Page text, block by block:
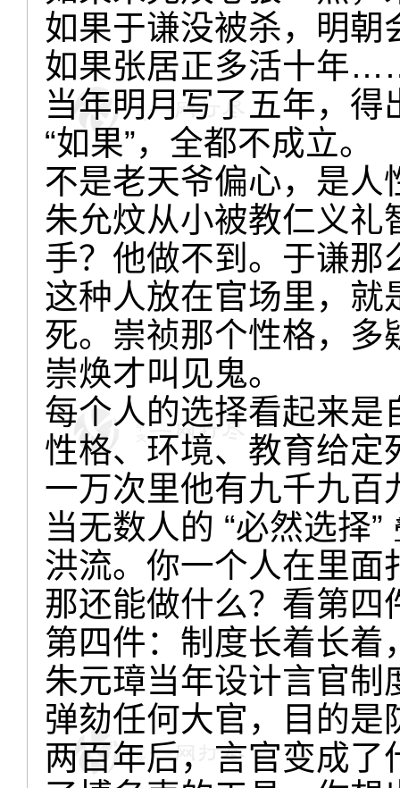
如果于谦没被杀，明朝
如果张居正多活十年
当年明月写了五年，
“如果”，全都不成立。
不是老天爷偏心，是人
朱允炆从小被教仁义礼
手？他做不到。于谦那
这种人放在官场里，就
死。崇祯那个性格，多
崇焕才叫见鬼。
每个人的选择看起来是
性格、环境、教育给定
一万次里他有九千九百
当无数人的 “必然选择
洪流。你一个人在里面
那还能做什么？看第四
第四件：制度长着长着
朱元璋当年设计言官制
弹劾任何大官，目的
两百年后，言官变成